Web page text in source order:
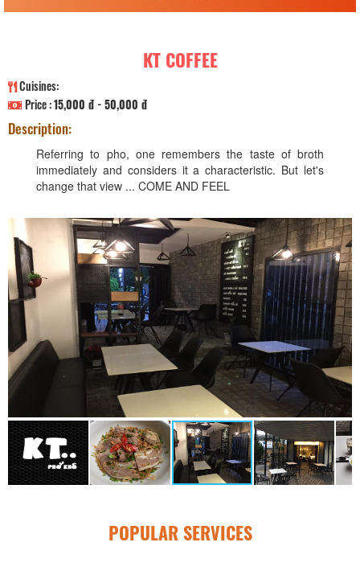
KT COFFEE
Cuisines:
Price :15,000 đ - 50,000 đ
Description:
Referring to pho, one remembers the taste of broth
immediately and considers it a characteristic. But let's
change that view ... COME AND FEEL
POPULAR SERVICES